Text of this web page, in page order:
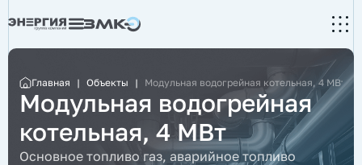
Главная | Объекты | Модульная водогрейная котельная, 4 МВт
Модульная водогрейная
котельная, 4 МВт
Основное топливо газ, аварийное топливо